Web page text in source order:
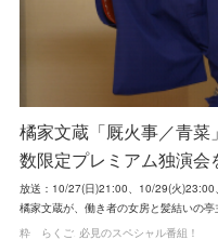
橘家文蔵「厩火事／青菜
数限定プレミアム独演会
放送：10/27(日)21:00、10/29(火
橘家文蔵が、働き者の女房と髪結いの
粋 らくご 必見のスペシャル番組！